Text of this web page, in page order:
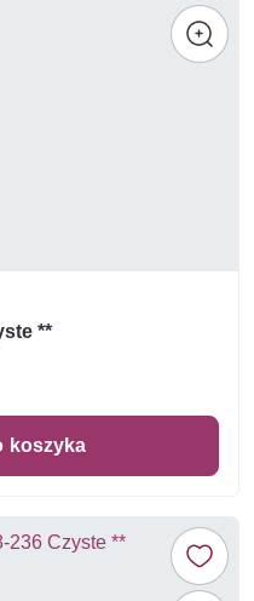
**
koszyka